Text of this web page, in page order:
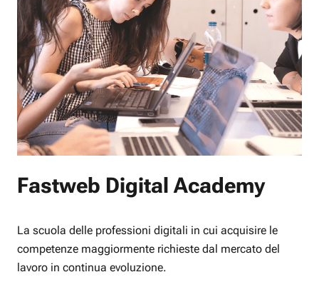
Fastweb Digital Academy
La scuola delle professioni digitali in cui acquisire le
competenze maggiormente richieste dal mercato del
lavoro in continua evoluzione.